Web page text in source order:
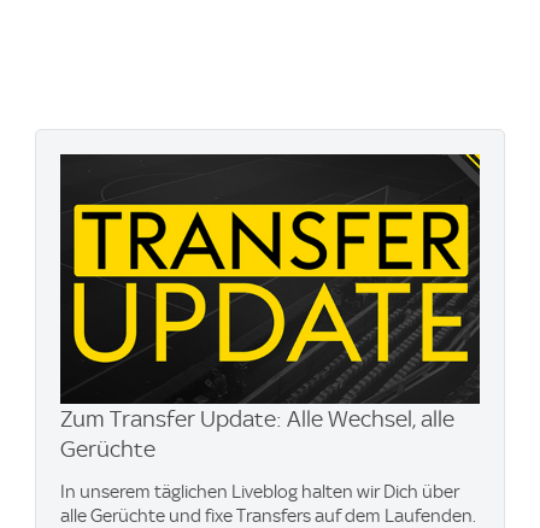
Zum Transfer Update: Alle Wechsel, alle
Gerüchte
In unserem täglichen Liveblog halten wir Dich über
alle Gerüchte und fixe Transfers auf dem Laufenden.